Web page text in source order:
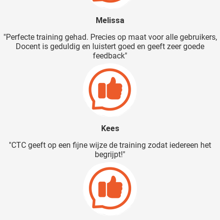
Melissa
"Perfecte training gehad. Precies op maat voor alle gebruikers,
Docent is geduldig en luistert goed en geeft zeer goede
feedback"
Kees
"CTC geeft op een fijne wijze de training zodat iedereen het
begrijpt!"